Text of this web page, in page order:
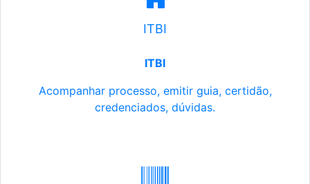
ITBI
ITBI
Acompanhar processo, emitir guia, certidão,
credenciados, dúvidas.